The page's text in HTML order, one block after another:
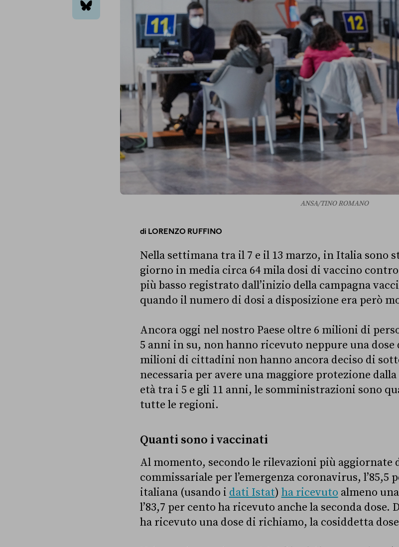
bluesky
ANSA/TINO ROMANO
di LORENZO RUFFINO
Nella settimana tra il 7 e il 13 marzo, in Italia sono
giorno in media circa 64 mila dosi di vaccino
più basso registrato dall’inizio della campagna
quando il numero di dosi a disposizione era però
Ancora oggi nel nostro Paese oltre 6 milioni di
5 anni in su, non hanno ricevuto neppure una dose
milioni di cittadini non hanno ancora deciso di
necessaria per avere una maggiore protezione
età tra i 5 e gli 11 anni, le somministrazioni sono
tutte le regioni.
Quanti sono i vaccinati
Al momento, secondo le rilevazioni più aggiornate
commissariale per l’emergenza coronavirus, l’85,5
italiana (usando i dati Istat) ha ricevuto almeno
l’83,7 per cento ha ricevuto anche la seconda dose.
ha ricevuto una dose di richiamo, la cosiddetta dose